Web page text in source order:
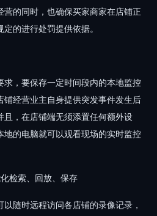
营的同时，也确保买家商家在店铺正
的进行处罚提供依据。
求，要保存一定时间段内的本地监控
铺经营业主自身提供突发事件发生后
且，在店铺端无须添置任何额外设
地的电脑就可以观看现场的实时监控
检索、回放、保存
随时远程访问各店铺的录像记录，